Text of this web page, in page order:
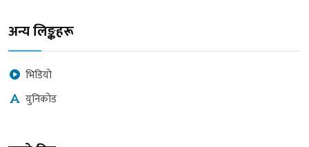
अन्य लिङ्कहरू
भिडियो
युनिकोड